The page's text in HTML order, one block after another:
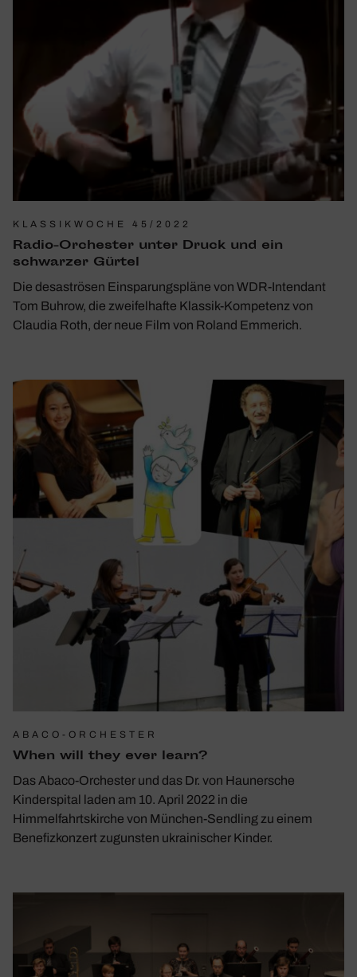
KLASSIKWOCHE 45/2022
Radio-Orchester unter Druck und ein
schwarzer Gürtel
Die desaströsen Einsparungspläne von WDR-Intendant
Tom Buhrow, die zweifelhafte Klassik-Kompetenz von
Claudia Roth, der neue Film von Roland Emmerich.
ABACO-ORCHESTER
When will they ever learn?
Das Abaco-Orchester und das Dr. von Haunersche
Kinderspital laden am 10. April 2022 in die
Himmelfahrtskirche von München-Sendling zu einem
Benefizkonzert zugunsten ukrainischer Kinder.